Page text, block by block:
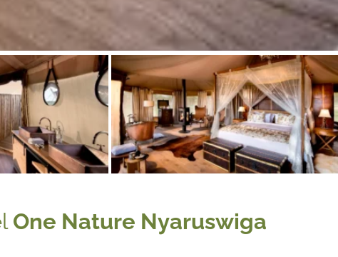
One Nature Nyaruswiga